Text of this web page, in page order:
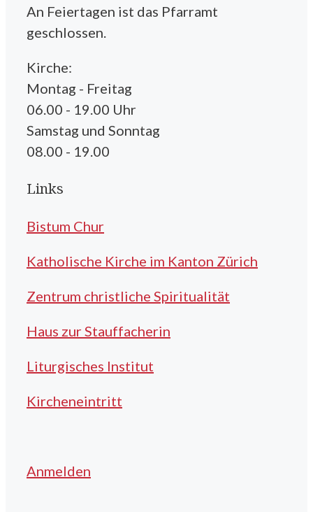
An Feiertagen ist das Pfarramt
geschlossen.
Kirche:
Montag - Freitag
06.00 - 19.00 Uhr
Samstag und Sonntag
08.00 - 19.00
Links
Bistum Chur
Katholische Kirche im Kanton Zürich
Zentrum christliche Spiritualität
Haus zur Stauffacherin
Liturgisches Institut
Kircheneintritt
Anmelden